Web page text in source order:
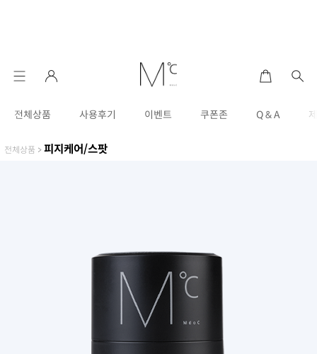
전체상품 사용후기 이벤트 쿠폰존 Q & A
전체상품 > 피지케어/스팟